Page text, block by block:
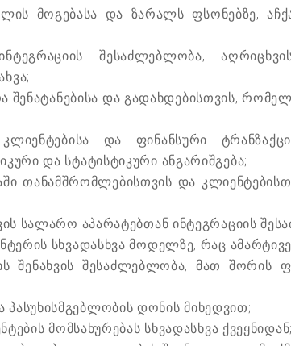
მოგებასა და ზარალს ფსონებზე,
შესაძლებლობა,
და გადახდებისთვის,
კლიენტებისა და ფინანსური
და სტატისტიკური ანგარიშგება;
თანამშრომლებისთვის და
სალარო აპარატებთან ინტეგრაციის
სხვადასხვა მოდელზე, რაც
შენახვის შესაძლებლობა, მათ
დონის მიხედვით;
მომსახურებას სხვადასხვა ქვეყნიდან;